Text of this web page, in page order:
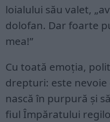
loialului său valet,
dolofan. Dar foarte
mea!”
Cu toată emoția,
drepturi: este
nască în purpură și
fiul Împăratului